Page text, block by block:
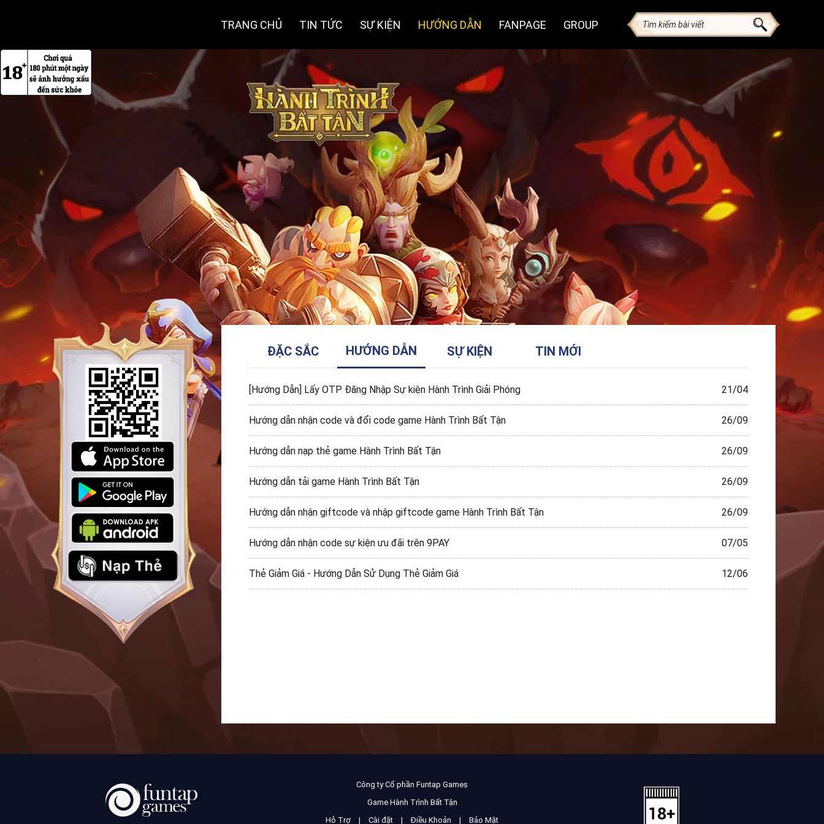
TRANG CHỦ TIN TỨC SỰ KIỆN HƯỚNG DẪN FANPAGE GROUP
ĐẶC SẮC HƯỚNG DẪN SỰ KIỆN TIN MỚI
[Hướng Dẫn] Lấy OTP Đăng Nhập Sự kiện Hành Trình Giải Phóng 21/04
Hướng dẫn nhận code và đổi code game Hành Trình Bất Tận 26/09
Hướng dẫn nạp thẻ game Hành Trình Bất Tận 26/09
Hướng dẫn tải game Hành Trình Bất Tận 26/09
Hướng dẫn nhận giftcode và nhập giftcode game Hành Trình Bất Tận 26/09
Hướng dẫn nhận code sự kiện ưu đãi trên 9PAY 07/05
Thẻ Giảm Giá - Hướng Dẫn Sử Dụng Thẻ Giảm Giá 12/06
Công ty Cổ phần Funtap Games
Game Hành Trình Bất Tận
Hỗ Trợ
| Cài đặt | Điều Khoản | Bảo Mật